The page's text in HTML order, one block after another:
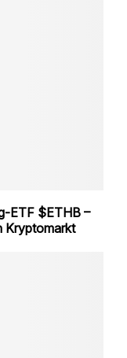
ETF $ETHB –
Kryptomarkt